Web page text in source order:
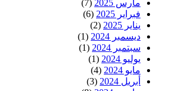
مارس 2025
(7)
فبراير 2025
(6)
يناير 2025
(2)
ديسمبر 2024
(1)
سبتمبر 2024
(1)
يوليو 2024
(1)
مايو 2024
(4)
أبريل 2024
(3)